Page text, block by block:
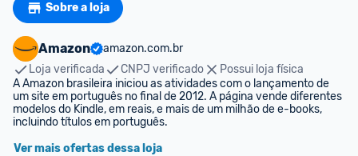
Sobre a loja
Amazon
amazon.com.br
Loja verificada
CNPJ verificado
Possui loja física
A Amazon brasileira iniciou as atividades com o lançamento de
um site em português no final de 2012. A página vende diferentes
modelos do Kindle, em reais, e mais de um milhão de e-books,
incluindo títulos em português.
Ver mais ofertas dessa loja